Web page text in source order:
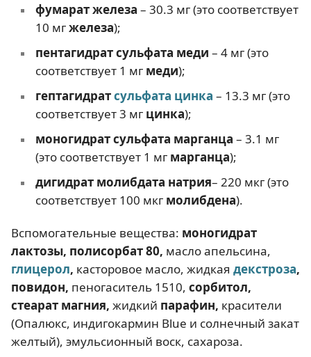
фумарат железа – 30.3 мг (это соответствует
10 мгжелеза);
пентагидрат сульфата меди – 4 мг (это
соответствует 1 мг меди);
гептагидратсульфата цинка – 13.3 мг (это
соответствует 3 мг цинка);
моногидрат сульфата марганца – 3.1 мг
(это соответствует 1 мг марганца);
дигидрат молибдата натрия– 220 мкг (это
соответствует 100 мкг молибдена).
Вспомогательные вещества: моногидрат
лактозы, полисорбат 80, масло апельсина,
глицерол, касторовое масло, жидкая декстроза,
повидон, пеногаситель 1510, сорбитол,
стеарат магния, жидкий парафин, красители
(Опалюкс, индигокармин Blue и солнечный закат
желтый), эмульсионный воск, сахароза.